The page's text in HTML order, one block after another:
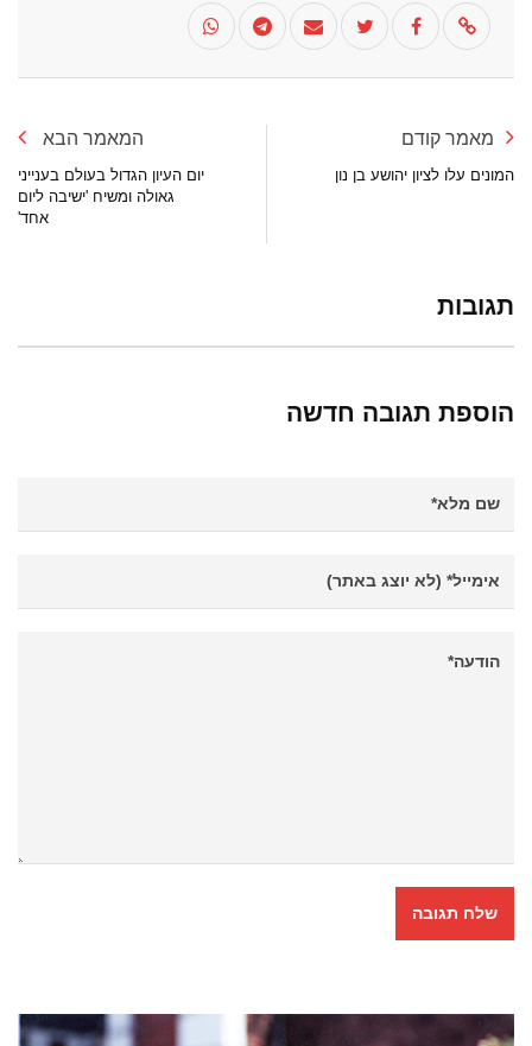
מאמר קודם
המונים עלו לציון יהושע בן נון
המאמר הבא
יום העיון הגדול בעולם בענייני
גאולה ומשיח 'ישיבה ליום
אחד'
תגובות
הוספת תגובה חדשה